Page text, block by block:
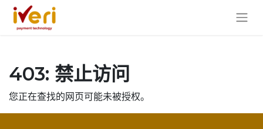
403: 禁止访问
您正在查找的网页可能未被授权。